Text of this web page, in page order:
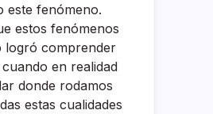
este fenómeno.
estos fenómenos
logró comprender
en realidad
donde rodamos
estas cualidades